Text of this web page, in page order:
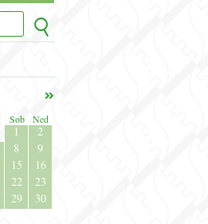
Sob Ned
1
2
8
9
15
16
22
23
29
30